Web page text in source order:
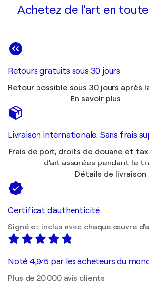
Achetez de l'art en
Retours gratuits sous 30 jours
Retour possible sous 30 jours après
En savoir plus
Livraison internationale. Sans frais
Frais de port, droits de douane et
d'art assurées pendant le
Détails de livraison
Certificat d'authenticité
Signé et inclus avec chaque œuvre
Noté 4,9/5 par les acheteurs du
Plus de 20 000 avis clients